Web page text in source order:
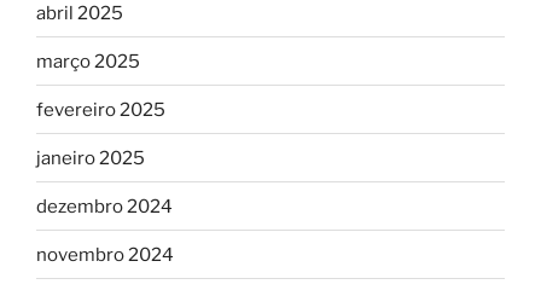
abril 2025
março 2025
fevereiro 2025
janeiro 2025
dezembro 2024
novembro 2024